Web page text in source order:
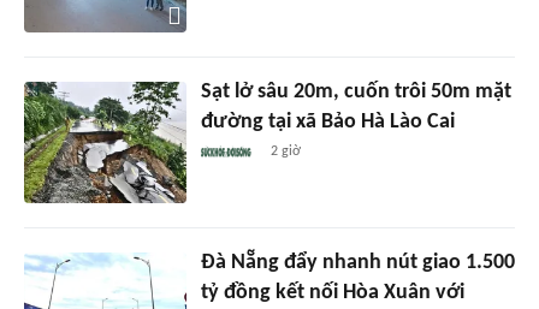
Sạt lở sâu 20m, cuốn trôi 50m mặt
đường tại xã Bảo Hà Lào Cai
2 giờ
Đà Nẵng đẩy nhanh nút giao 1.500
tỷ đồng kết nối Hòa Xuân với